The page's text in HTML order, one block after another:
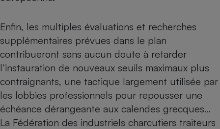
Enfin, les multiples évaluations et recherches
supplémentaires prévues dans le plan
contribueront sans aucun doute à retarder
l’instauration de nouveaux seuils maximaux plus
contraignants, une tactique largement utilisée par
les lobbies professionnels pour repousser une
échéance dérangeante aux calendes grecques…
La Fédération des industriels charcutiers traiteurs